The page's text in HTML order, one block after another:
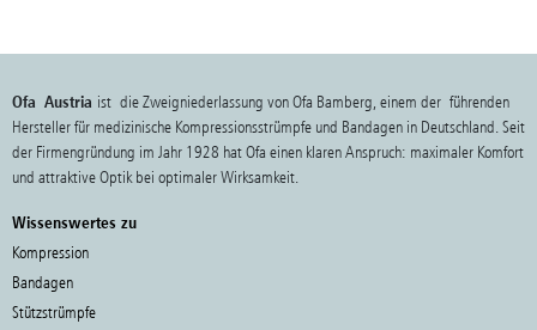
Ofa Austria ist die Zweigniederlassung von Ofa Bamberg, einem der führenden
Hersteller für medizinische Kompressionsstrümpfe und Bandagen in Deutschland. Seit
der Firmengründung im Jahr 1928 hat Ofa einen klaren Anspruch: maximaler Komfort
und attraktive Optik bei optimaler Wirksamkeit.
Wissenswertes zu
Kompression
Bandagen
Stützstrümpfe